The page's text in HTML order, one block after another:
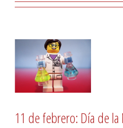
11 de febrero: Día de